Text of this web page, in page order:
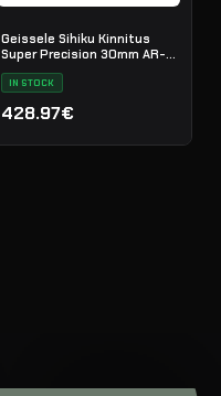
Geissele Sihiku Kinnitus
Super Precision 30mm AR-
15 (Vortex 1-6)
IN STOCK
428.97€